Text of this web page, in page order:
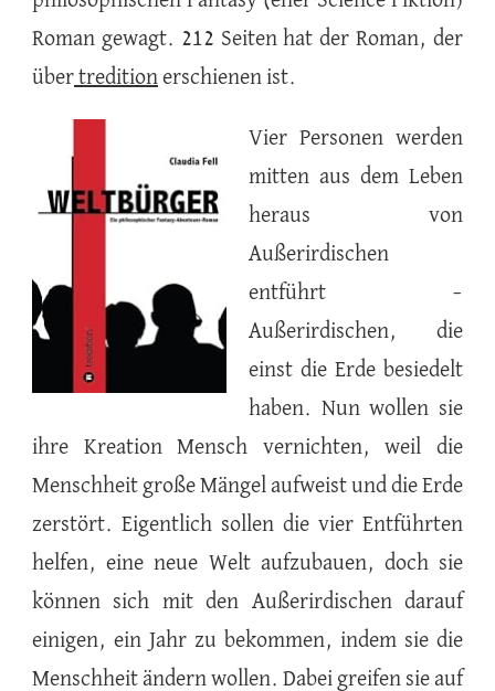
Roman gewagt. 212 Seiten hat der Roman, der
über tredition erschienen ist.
Vier Personen werden
mitten aus dem Leben
heraus von
Außerirdischen
entführt –
Außerirdischen, die
einst die Erde besiedelt
haben. Nun wollen sie
ihre Kreation Mensch vernichten, weil die
Menschheit große Mängel aufweist und die Erde
zerstört. Eigentlich sollen die vier Entführten
helfen, eine neue Welt aufzubauen, doch sie
können sich mit den Außerirdischen darauf
einigen, ein Jahr zu bekommen, indem sie die
Menschheit ändern wollen. Dabei greifen sie auf